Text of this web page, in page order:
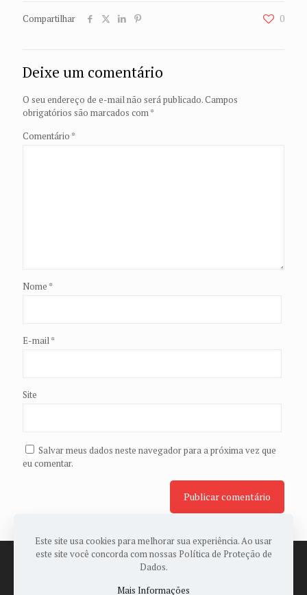
Compartilhar 0
Deixe um comentário
O seu endereço de e-mail não será publicado.Campos
obrigatórios são marcados com*
Comentário *
Nome *
E-mail*
Site
Salvar meus dados neste navegador para a próxima vez que
eu comentar.
Este site usa cookies para melhorar sua experiência. Ao usar
este site você concorda com nossas Política de Proteção de
Dados.
Mais Informações